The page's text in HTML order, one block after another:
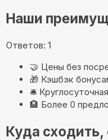
Наши
Ответов: 1
🤝 Цены без
🎁 Кэшбэк
🛎️
🏨 Более 0
Куда